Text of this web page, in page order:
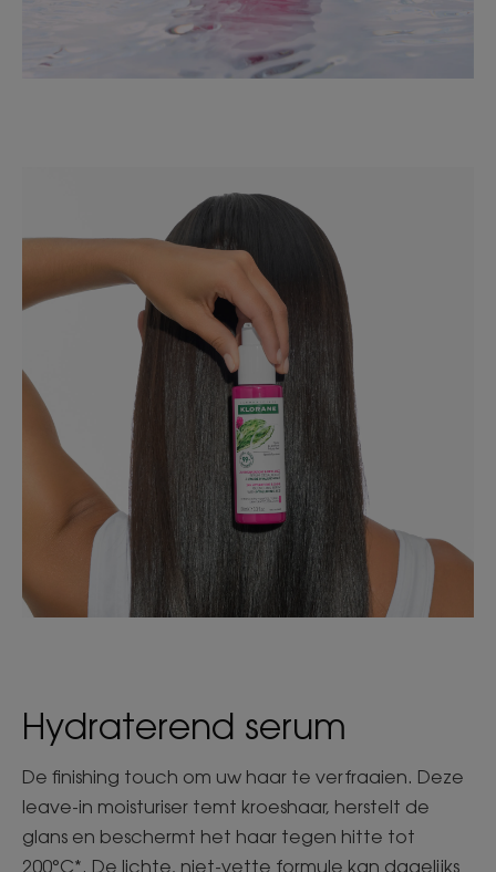
Hydraterend serum
De finishing touch om uw haar te verfraaien. Deze
leave-in moisturiser temt kroeshaar, herstelt de
glans en beschermt het haar tegen hitte tot
200°C*. De lichte, niet-vette formule kan dagelijks